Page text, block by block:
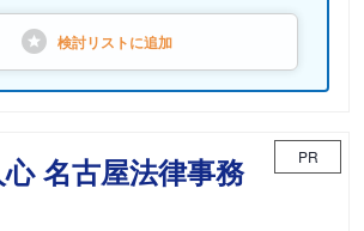
検討リストに追加
名古屋法律事務
PR